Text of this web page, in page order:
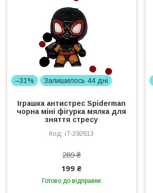
–31% Залишилось 44 дні
Іграшка антистрес Spiderman
чорна міні фігурка мялка для
зняття стресу
iT-292613
289 ₴
199 ₴
Готово до відправки